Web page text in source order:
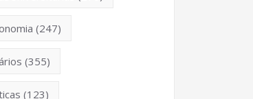
(247)
(355)
(123)